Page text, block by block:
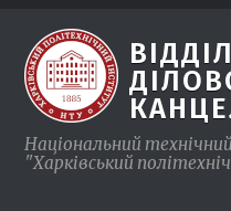
ВІДДІЛ
Національний
"Харківський